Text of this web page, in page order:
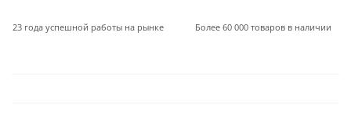
23 года успешной работы на рынке Более 60 000 товаров в наличии